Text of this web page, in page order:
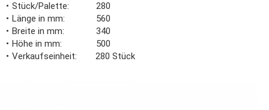
Stück/Palette
280
Länge in mm
560
Breite in mm
340
Höhe in mm
500
Verkaufseinheit
280 Stück